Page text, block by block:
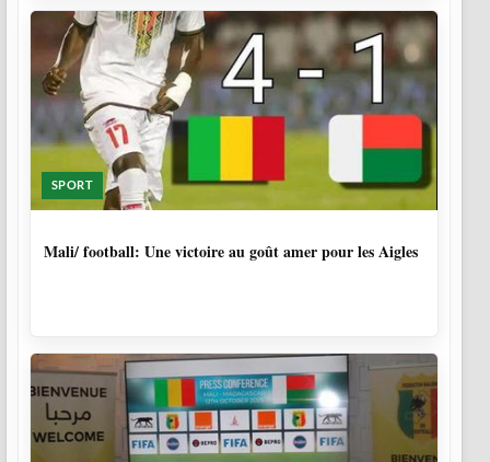
SPORT
Mali/ football: Une victoire au goût amer pour les Aigles